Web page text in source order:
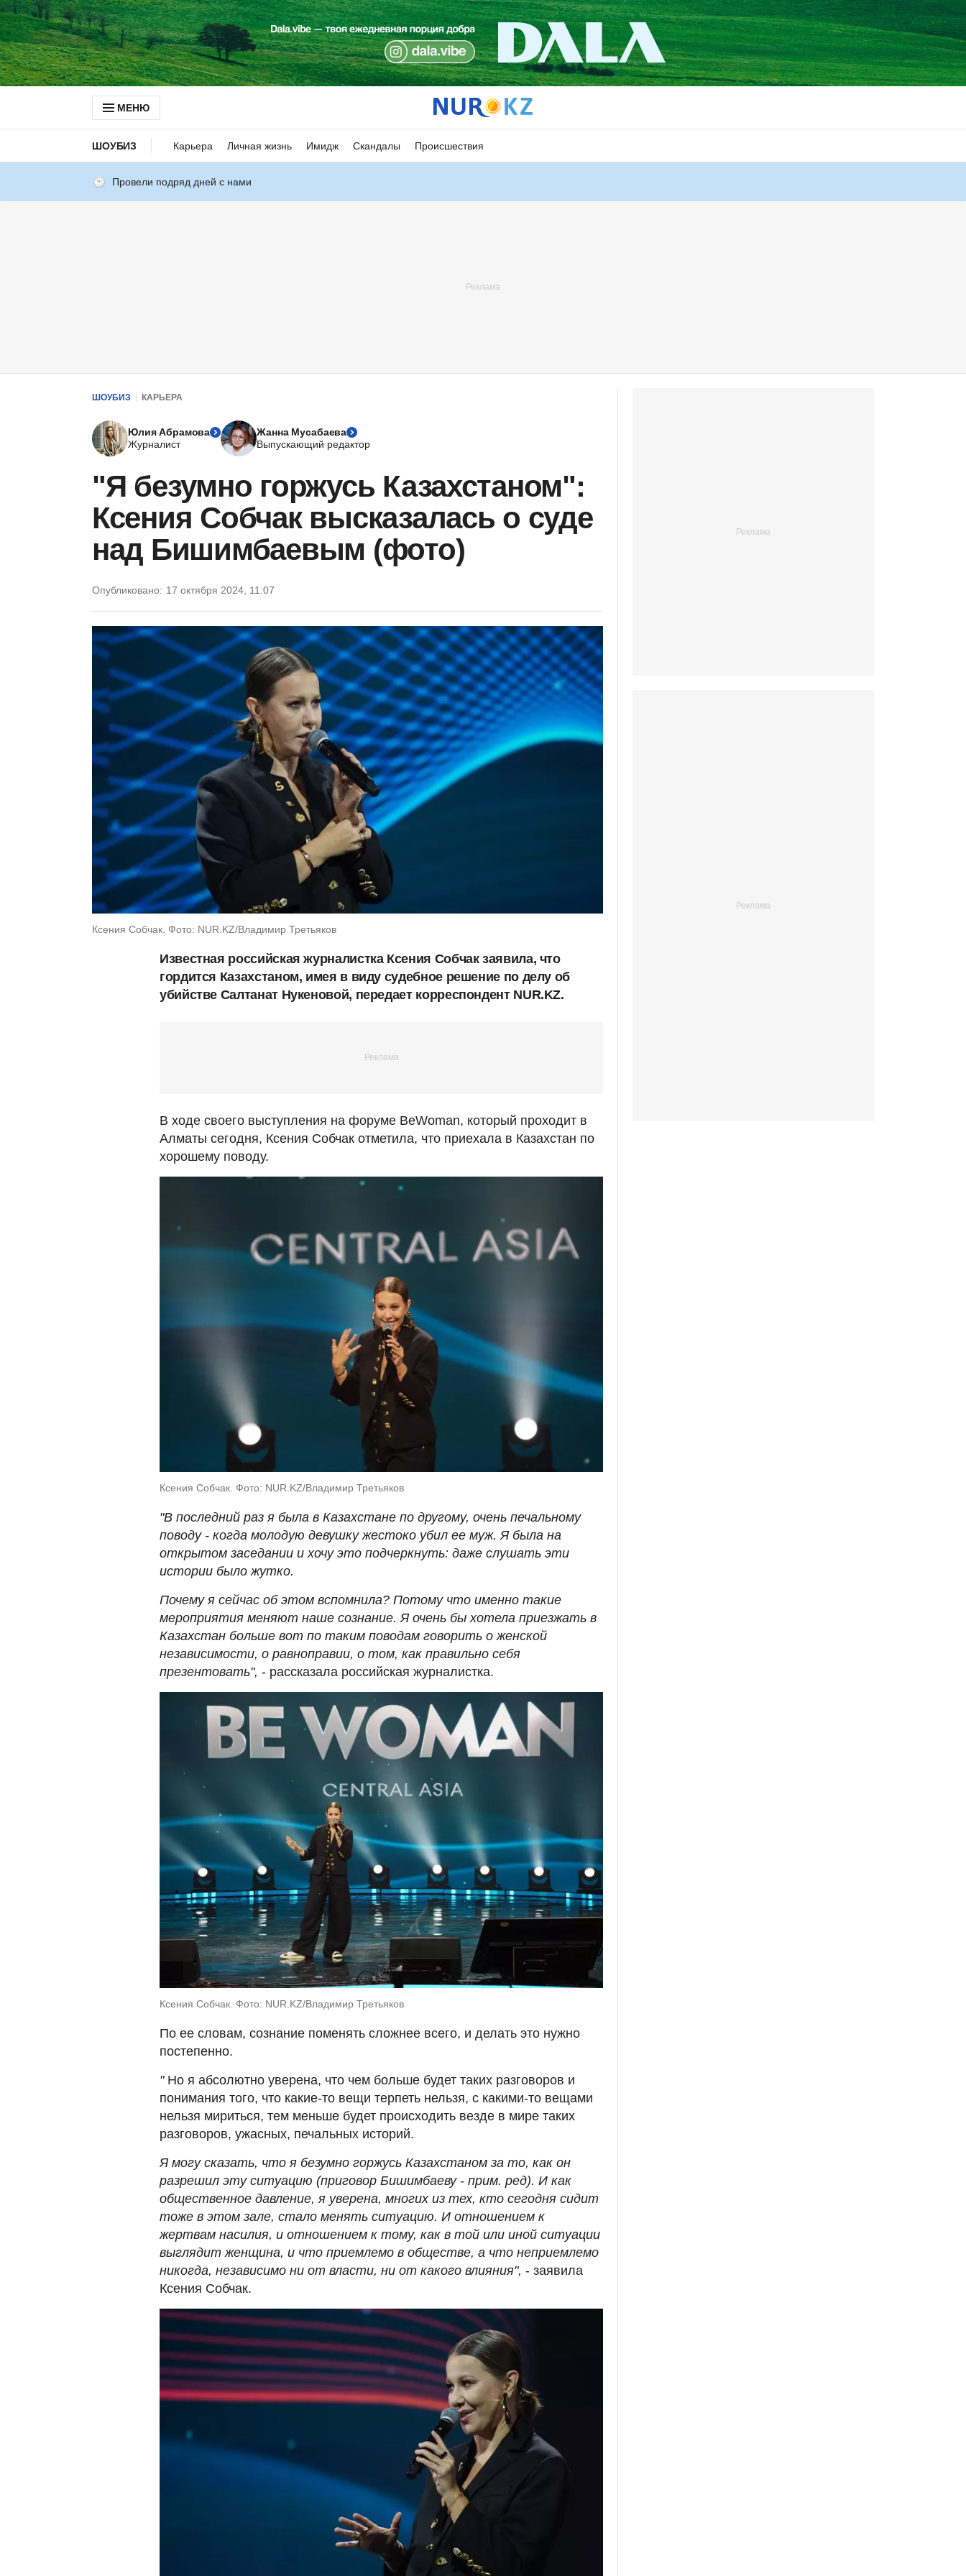
МЕНЮ
ШОУБИЗ Карьера Личная жизнь Имидж Скандалы Происшествия
Провели подряд дней с нами
ШОУБИЗ КАРЬЕРА
Юлия Абрамова
Журналист
Жанна Мусабаева
Выпускающий редактор
"Я безумно горжусь Казахстаном":
Ксения Собчак высказалась о суде
над Бишимбаевым (фото)
Опубликовано: 17 октября 2024, 11:07
Ксения Собчак. Фото: NUR.KZ/Владимир Третьяков
Известная российская журналистка Ксения Собчак заявила, что
гордится Казахстаном, имея в виду судебное решение по делу об
убийстве Салтанат Нукеновой, передает корреспондент NUR.KZ.
В ходе своего выступления на форуме BeWoman, который проходит в
Алматы сегодня, Ксения Собчак отметила, что приехала в Казахстан по
хорошему поводу.
Ксения Собчак. Фото: NUR.KZ/Владимир Третьяков
"В последний раз я была в Казахстане по другому, очень печальному
поводу - когда молодую девушку жестоко убил ее муж. Я была на
открытом заседании и хочу это подчеркнуть: даже слушать эти
истории было жутко.
Почему я сейчас об этом вспомнила? Потому что именно такие
мероприятия меняют наше сознание. Я очень бы хотела приезжать в
Казахстан больше вот по таким поводам говорить о женской
независимости, о равноправии, о том, как правильно себя
презентовать", - рассказала российская журналистка.
Ксения Собчак. Фото: NUR.KZ/Владимир Третьяков
По ее словам, сознание поменять сложнее всего, и делать это нужно
постепенно.
"Но я абсолютно уверена, что чем больше будет таких разговоров и
понимания того, что какие-то вещи терпеть нельзя, с какими-то вещами
нельзя мириться, тем меньше будет происходить везде в мире таких
разговоров, ужасных, печальных историй.
Я могу сказать, что я безумно горжусь Казахстаном за то, как он
разрешил эту ситуацию (приговор Бишимбаеву - прим. ред). И как
общественное давление, я уверена, многих из тех, кто сегодня сидит
тоже в этом зале, стало менять ситуацию. И отношением к
жертвам насилия, и отношением к тому, как в той или иной ситуации
выглядит женщина, и что приемлемо в обществе, а что неприемлемо
никогда, независимо ни от власти, ни от какого влияния", - заявила
Ксения Собчак.